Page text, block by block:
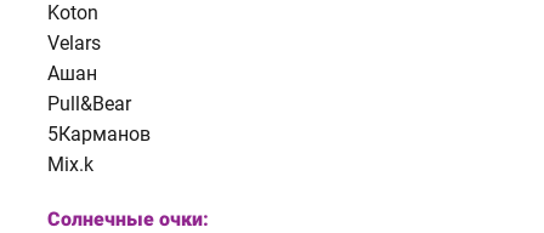
Koton
Velars
Ашан
Pull&Bear
5Карманов
Mix.k
Солнечные очки: